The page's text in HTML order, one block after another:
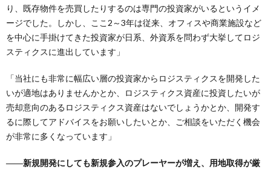
り、既存物件を売買したりするのは専門の投資家がいるというイメ
ージでした。しかし、ここ2～3年は従来、オフィスや商業施設など
を中心に手掛けてきた投資家が日系、外資系を問わず大挙してロジ
スティクスに進出しています」
「当社にも非常に幅広い層の投資家からロジスティクスを開発した
いが適地はありませんかとか、ロジスティクス資産に投資したいが
売却意向のあるロジスティクス資産はないでしょうかとか、開発す
るに際してアドバイスをお願いしたいとか、ご相談をいただく機会
が非常に多くなっています」
――新規開発にしても新規参入のプレーヤーが増え、用地取得が厳